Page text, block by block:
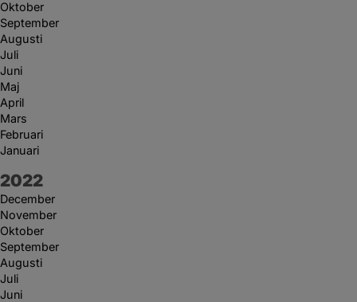
Oktober
September
Augusti
Juli
Juni
Maj
April
Mars
Februari
Januari
År:
2022
December
November
Oktober
September
Augusti
Juli
Juni